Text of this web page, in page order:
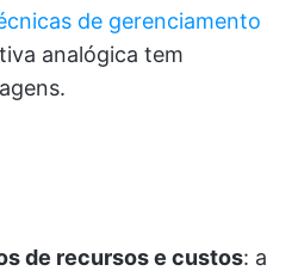
de gerenciamento
analógica tem
de recursos e custos: a